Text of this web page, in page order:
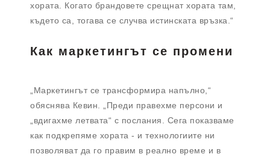
хората. Когато брандовете срещнат хората там,
където са, тогава се случва истинската връзка.“
Как маркетингът се промени
„Маркетингът се трансформира напълно,“
обяснява Кевин. „Преди правехме персони и
„вдигахме летвата“ с послания. Сега показваме
как подкрепяме хората - и технологиите ни
позволяват да го правим в реално време и в